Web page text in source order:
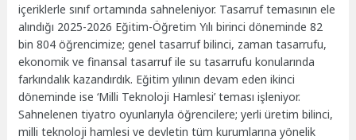
içeriklerle sınıf ortamında sahneleniyor. Tasarruf temasının ele
alındığı 2025-2026 Eğitim-Öğretim Yılı birinci döneminde 82
bin 804 öğrencimize; genel tasarruf bilinci, zaman tasarrufu,
ekonomik ve finansal tasarruf ile su tasarrufu konularında
farkındalık kazandırdık. Eğitim yılının devam eden ikinci
döneminde ise ‘Milli Teknoloji Hamlesi’ teması işleniyor.
Sahnelenen tiyatro oyunlarıyla öğrencilere; yerli üretim bilinci,
milli teknoloji hamlesi ve devletin tüm kurumlarına yönelik